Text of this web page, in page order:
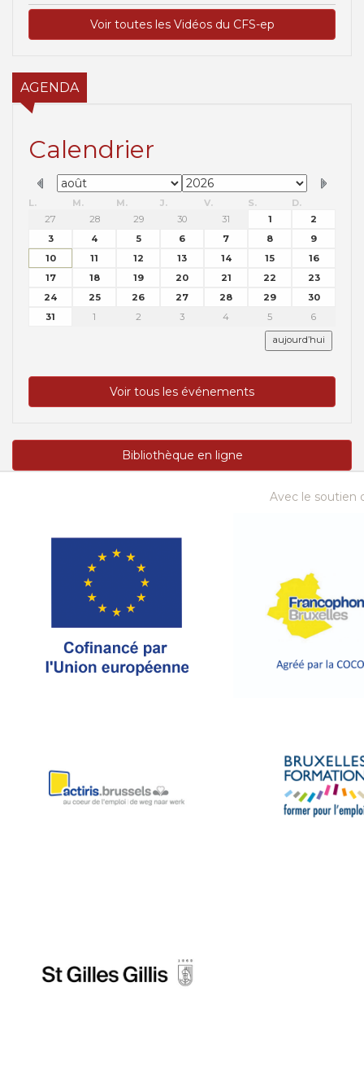
Voir toutes les Vidéos du CFS-ep
AGENDA
Calendrier
L. M. M. J. V. S.
D.
27
28 29 30 31 1
2
3
4 5 6 7 8
9
10
11 12 13 14 15
16
17
18 19 20 21 22
23
24
25 26 27 28 29
30
31
1 2 3 4 5 6
aujourd’hui
Voir tous les événements
Bibliothèque en ligne
Avec le soutien